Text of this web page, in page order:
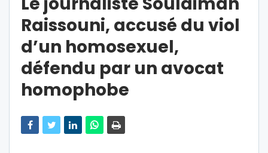
Raissouni, accusé du viol
d’un homosexuel,
défendu par un avocat
homophobe